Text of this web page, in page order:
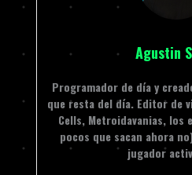
Agustin
Programador de día y
que resta del día. Editor de
Cells, Metroidavanias, los
pocos que sacan ahora
jugador